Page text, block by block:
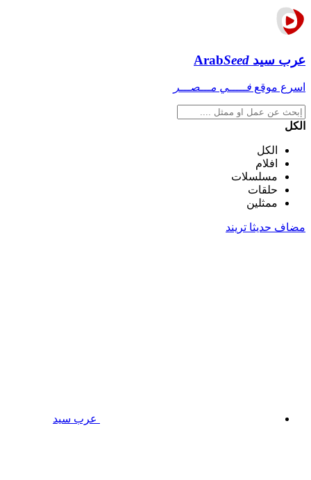
عرب سيد ArabSeed
اسرع موقع فـــــي مـــصـــر
الكل
الكل
افلام
مسلسلات
حلقات
ممثلين
مضاف حديثا تريند
عرب سيد